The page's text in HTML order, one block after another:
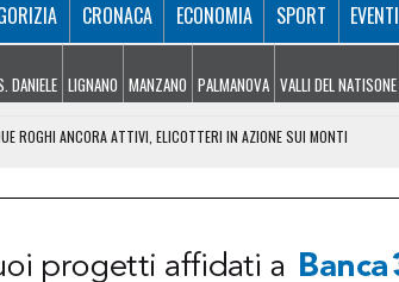
CRONACA ECONOMIA SPORT EVENTI
DANIELE LIGNANO MANZANO PALMANOVA VALLI DEL NATISONE
ROGHI ANCORA ATTIVI, ELICOTTERI IN AZIONE SUI MONTI
GIULIA